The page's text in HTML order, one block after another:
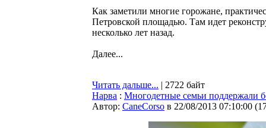
Как заметили многие горожане,
Петровской площадью. Там идет
несколько лет назад.
Далее...
Читать дальше... | 2722 байт
Нарва : Многодетные семьи поддержали
Автор: CaneCorso в 22/08/2013 07:10:00 (